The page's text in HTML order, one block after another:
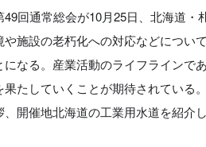
49回通常総会が10月25日、北海道
施設の老朽化への対応などについ
なる。産業活動のライフラインで
たしていくことが期待されている
、開催地北海道の工業用水道を紹介